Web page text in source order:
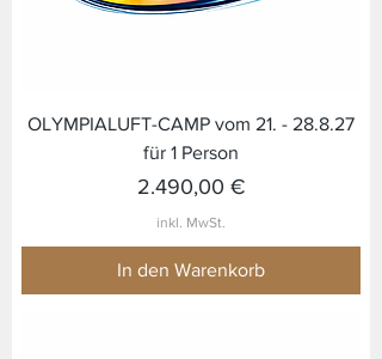
OLYMPIALUFT-CAMP vom 21. - 28.8.27
für 1 Person
Preis
2.490,00 €
inkl. MwSt.
In den Warenkorb